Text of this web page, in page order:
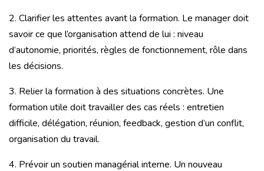
2. Clarifier les attentes avant la formation. Le manager doit
savoir ce que l’organisation attend de lui : niveau
d’autonomie, priorités, règles de fonctionnement, rôle dans
les décisions.
3. Relier la formation à des situations concrètes. Une
formation utile doit travailler des cas réels : entretien
difficile, délégation, réunion, feedback, gestion d’un conflit,
organisation du travail.
4. Prévoir un soutien managérial interne. Un nouveau